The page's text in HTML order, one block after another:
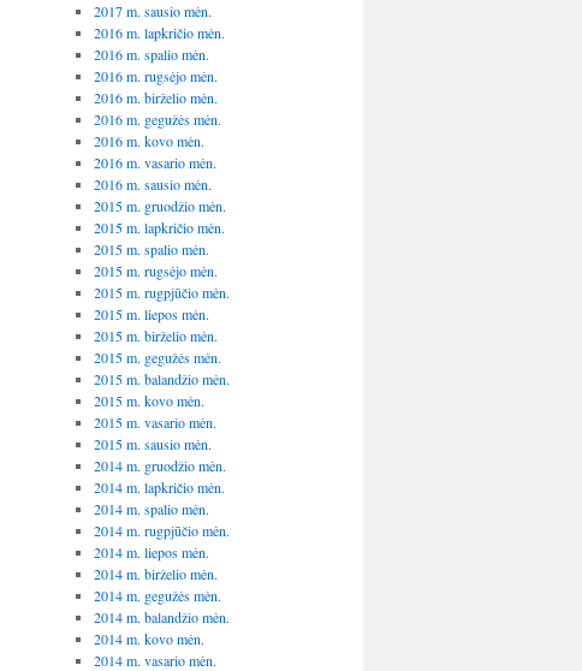
2017 m. sausio mėn.
2016 m. lapkričio mėn.
2016 m. spalio mėn.
2016 m. rugsėjo mėn.
2016 m. birželio mėn.
2016 m. gegužės mėn.
2016 m. kovo mėn.
2016 m. vasario mėn.
2016 m. sausio mėn.
2015 m. gruodžio mėn.
2015 m. lapkričio mėn.
2015 m. spalio mėn.
2015 m. rugsėjo mėn.
2015 m. rugpjūčio mėn.
2015 m. liepos mėn.
2015 m. birželio mėn.
2015 m. gegužės mėn.
2015 m. balandžio mėn.
2015 m. kovo mėn.
2015 m. vasario mėn.
2015 m. sausio mėn.
2014 m. gruodžio mėn.
2014 m. lapkričio mėn.
2014 m. spalio mėn.
2014 m. rugpjūčio mėn.
2014 m. liepos mėn.
2014 m. birželio mėn.
2014 m. gegužės mėn.
2014 m. balandžio mėn.
2014 m. kovo mėn.
2014 m. vasario mėn.